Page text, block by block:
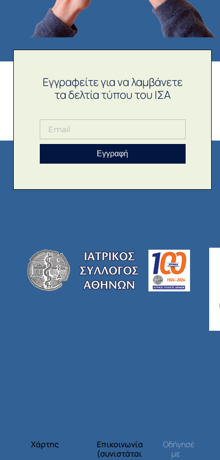
Εγγραφείτε για να λαμβάνετε
τα δελτία τύπου του ΙΣΑ
Εγγραφή
Χάρτης
Επικοινωνία
(συνιστάται
Οδήγησέ
με